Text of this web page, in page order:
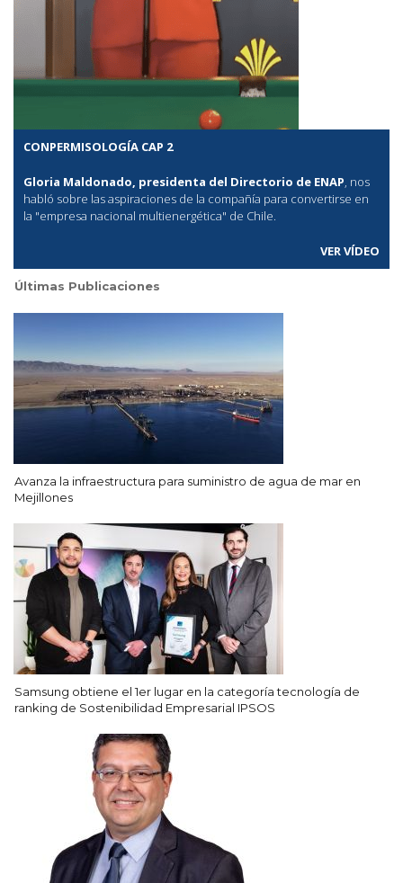
CONPERMISOLOGÍA CAP 2
Gloria Maldonado, presidenta del Directorio de ENAP , nos
habló sobre las aspiraciones de la compañía para convertirse en
la "empresa nacional multienergética" de Chile.
VER VÍDEO
Últimas Publicaciones
Avanza la infraestructura para suministro de agua de mar en
Mejillones
Samsung obtiene el 1er lugar en la categoría tecnología de
ranking de Sostenibilidad Empresarial IPSOS